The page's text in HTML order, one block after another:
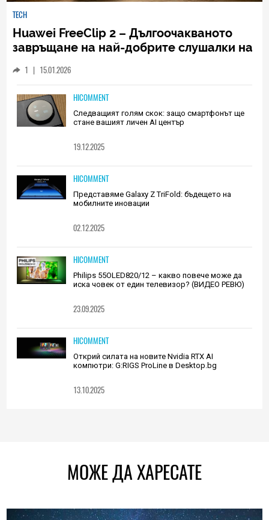
TECH
Huawei FreeClip 2 – Дългоочакваното
завръщане на най-добрите слушалки на
1 | 15.01.2026
HICOMMENT
Следващият голям скок: защо смартфонът ще
стане вашият личен AI център
19.12.2025
HICOMMENT
Представяме Galaxy Z TriFold: бъдещето на
мобилните иновации
02.12.2025
HICOMMENT
Philips 55OLED820/12 – какво повече може да
иска човек от един телевизор? (ВИДЕО РЕВЮ)
23.09.2025
HICOMMENT
Открий силата на новите Nvidia RTX AI
компютри: G:RIGS ProLine в Desktop.bg
13.10.2025
МОЖЕ ДА ХАРЕСАТЕ